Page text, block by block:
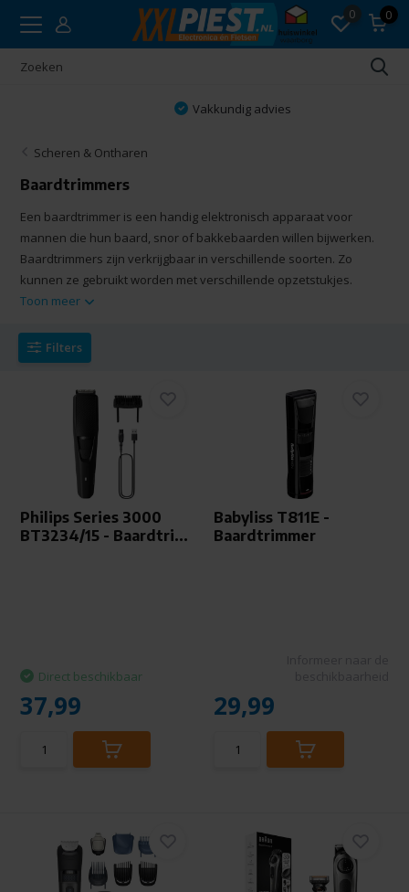
0 0
Vakkundig advies
Scheren & Ontharen
Baardtrimmers
Een baardtrimmer is een handig elektronisch apparaat voor
mannen die hun baard, snor of bakkebaarden willen bijwerken.
Baardtrimmers zijn verkrijgbaar in verschillende soorten. Zo
kunnen ze gebruikt worden met verschillende opzetstukjes.
Toon meer
Filters
Philips Series 3000
BT3234/15 - Baardtri...
Direct beschikbaar
37,99
Babyliss T811E -
Baardtrimmer
29,99